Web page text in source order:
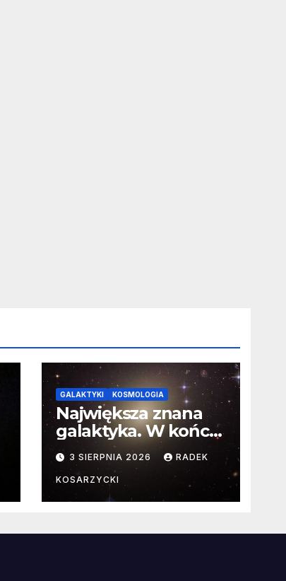
GALAKTYKI KOSMOLOGIA
Największa znana
galaktyka. W końcu
poznaliśmy jej
faktyczne wymiary
3 SIERPNIA 2026 RADEK
KOSARZYCKI